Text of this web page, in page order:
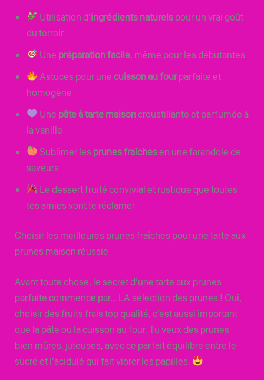
Utilisation d’ingrédients naturelspour un vrai goût
du terroir
Une préparation facile, même pour les débutantes
Astuces pour unecuisson au fourparfaite et
homogène
Une pâte à tarte maisoncroustillante et parfumée à
la vanille
Sublimer les prunes fraîchesen une farandole de
saveurs
Le dessert fruité convivial et rustique que toutes
tes amies vont te réclamer
Choisir les meilleures prunes fraîches pour une tarte aux
prunes maison réussie
Avant toute chose, le secret d’une tarte aux prunes
parfaite commence par… LA sélection des prunes ! Oui,
choisir des fruits frais top qualité, c’est aussi important
que la pâte ou la cuisson au four. Tu veux des prunes
bien mûres, juteuses, avec ce parfait équilibre entre le
sucré et l’acidulé qui fait vibrer les papilles.